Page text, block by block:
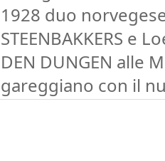
1928 duo
STEENBAKKERS e
DEN DUNGEN alle
gareggiano con il